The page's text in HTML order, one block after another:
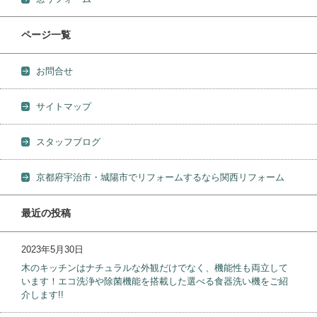
ページ一覧
お問合せ
サイトマップ
スタッフブログ
京都府宇治市・城陽市でリフォームするなら関西リフォーム
最近の投稿
2023年5月30日
木のキッチンはナチュラルな外観だけでなく、機能性も両立して
います！エコ洗浄や除菌機能を搭載した選べる食器洗い機をご紹
介します!!